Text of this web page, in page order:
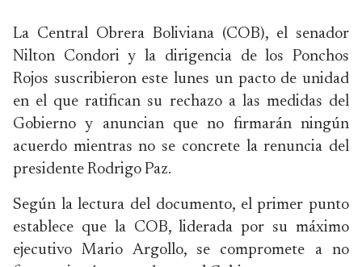
La Central Obrera Boliviana (COB), el senador
Nilton Condori y la dirigencia de los Ponchos
Rojos suscribieron este lunes un pacto de unidad
en el que ratifican su rechazo a las medidas del
Gobierno y anuncian que no firmarán ningún
acuerdo mientras no se concrete la renuncia del
presidente Rodrigo Paz.
Según la lectura del documento, el primer punto
establece que la COB, liderada por su máximo
ejecutivo Mario Argollo, se compromete a no